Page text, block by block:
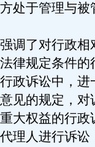
处于管理与被
了对行政相
律规定条件的
政诉讼中，进
见的规定，对
大权益的行政
理人进行诉讼